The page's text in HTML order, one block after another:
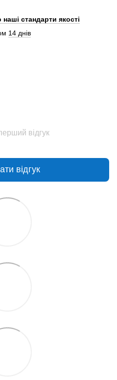
стандарти якості
14 днів
відгук
відгук